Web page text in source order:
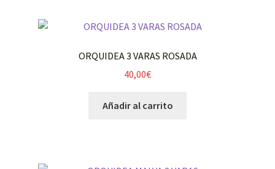
ORQUIDEA 3 VARAS ROSADA
40,00€
Añadir al carrito